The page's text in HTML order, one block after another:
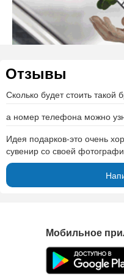
Отзывы
Сколько будет стоить такой
а номер телефона можно
Идея подарков-это очень
сувенир со своей
Мобильное